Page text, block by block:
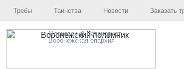
Требы Таинства Новости Заказать
Московский Патриархат,
Воронежская епархия